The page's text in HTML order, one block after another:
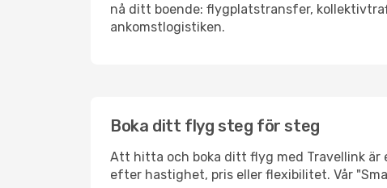
nå ditt boende: flygplatstransfer,
ankomstlogistiken.
Boka ditt flyg steg för steg
Att hitta och boka ditt flyg med Travellink är
efter hastighet, pris eller flexibilitet. Vår